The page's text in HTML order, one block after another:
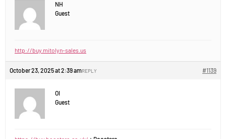
NH
Guest
http://buy.mitolyn-sales.us
October 23, 2025 at 2:39 am #1139
REPLY
OI
Guest